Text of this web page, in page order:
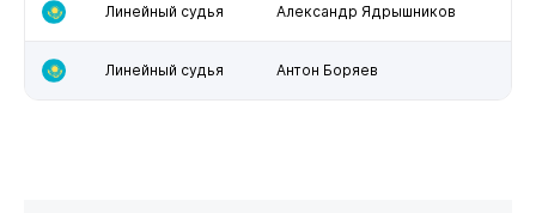
Линейный судья Александр Ядрышников
Линейный судья Антон Боряев